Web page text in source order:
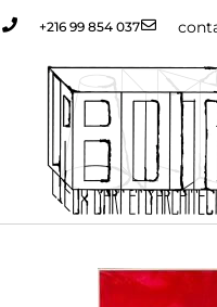
+216 99 854 037